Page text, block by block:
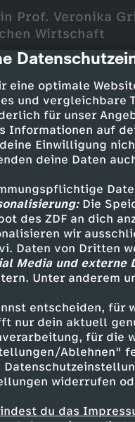
dialog-
eine optimale
und vergleichbare
für unser
Informationen auf
Einwilligung
deine Daten
Die
des ZDF an dich
wir
Daten von Dritten
Media und externe
Unter anderem
entscheiden, für
nur dein aktuell
für die
Ablehnen"
widerrufen
du das
Prof. Veronika
Wirtschaft
Ähnliche
Nachrichten